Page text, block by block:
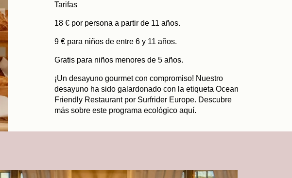
Tarifas
18 € por persona a partir de 11 años.
9 € para niños de entre 6 y 11 años.
Gratis para niños menores de 5 años.
¡Un desayuno gourmet con compromiso! Nuestro
desayuno ha sido galardonado con la etiqueta Ocean
Friendly Restaurant por Surfrider Europe. Descubre
más sobre este programa ecológico aquí.